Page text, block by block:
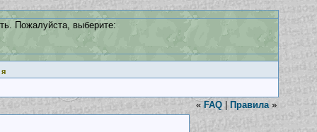
Пожалуйста, выберите:
« FAQ | Правила »